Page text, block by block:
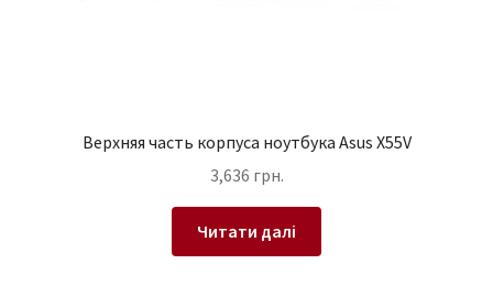
Верхняя часть корпуса ноутбука Asus X55V
3,636 грн.
Читати далі